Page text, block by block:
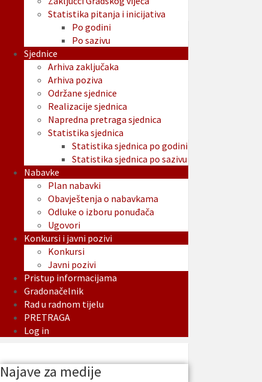
Statistika pitanja i inicijativa
Po godini
Po sazivu
Sjednice
Arhiva zaključaka
Arhiva poziva
Održane sjednice
Realizacije sjednica
Napredna pretraga sjednica
Statistika sjednica
Statistika sjednica po godini
Statistika sjednica po sazivu
Nabavke
Plan nabavki
Obavještenja o nabavkama
Odluke o izboru ponuđača
Ugovori
Konkursi i javni pozivi
Konkursi
Javni pozivi
Pristup informacijama
Gradonačelnik
Rad u radnom tijelu
PRETRAGA
Log in
Najave za medije